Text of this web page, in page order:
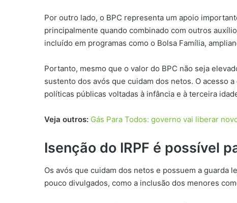
Por outro lado, o BPC representa um apoio
principalmente quando combinado com outros
incluído em programas como o Bolsa Família,
Portanto, mesmo que o valor do BPC não seja
sustento dos avós que cuidam dos netos. O acesso
políticas públicas voltadas à infância e à terceira
Veja outros: Gás Para Todos: governo vai liberar
Isenção do IRPF é possível
Os avós que cuidam dos netos e possuem a
pouco divulgados, como a inclusão dos menores